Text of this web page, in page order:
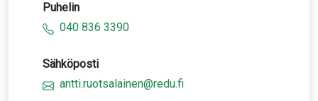
Puhelin
040 836 3390
Sähköposti
antti.ruotsalainen@redu.fi